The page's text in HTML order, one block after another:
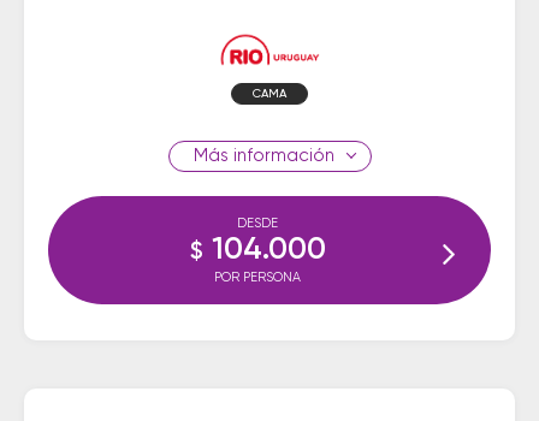
CAMA
información
DESDE
$ 104.000
POR PERSONA